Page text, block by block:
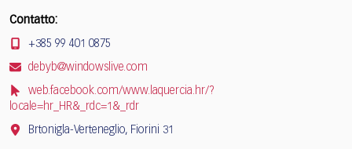
Contatto:
+385 99 401 0875
debyb@windowslive.com
web.facebook.com/www.laquercia.hr/?
locale=hr_HR&_rdc=1&_rdr
Brtonigla-Verteneglio, Fiorini 31